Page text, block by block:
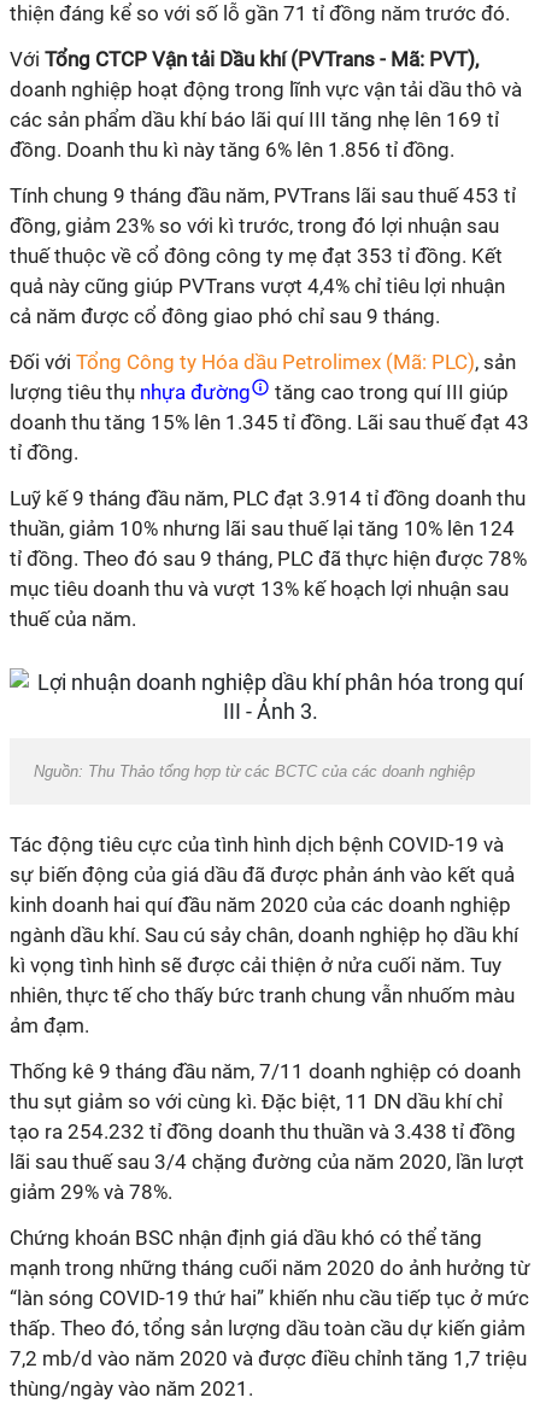
thiện đáng kể so với số lỗ gần 71 tỉ đồng năm trước đó.
Với Tổng CTCP Vận tải Dầu khí (PVTrans - Mã: PVT),
doanh nghiệp hoạt động trong lĩnh vực vận tải dầu thô và
các sản phẩm dầu khí báo lãi quí III tăng nhẹ lên 169 tỉ
đồng. Doanh thu kì này tăng 6% lên 1.856 tỉ đồng.
Tính chung 9 tháng đầu năm, PVTrans lãi sau thuế 453 tỉ
đồng, giảm 23% so với kì trước, trong đó lợi nhuận sau
thuế thuộc về cổ đông công ty mẹ đạt 353 tỉ đồng. Kết
quả này cũng giúp PVTrans vượt 4,4% chỉ tiêu lợi nhuận
cả năm được cổ đông giao phó chỉ sau 9 tháng.
Đối với Tổng Công ty Hóa dầu Petrolimex (Mã: PLC), sản
lượng tiêu thụ nhựa đường
tăng cao trong quí III giúp
doanh thu tăng 15% lên 1.345 tỉ đồng. Lãi sau thuế đạt 43
tỉ đồng.
Luỹ kế 9 tháng đầu năm, PLC đạt 3.914 tỉ đồng doanh thu
thuần, giảm 10% nhưng lãi sau thuế lại tăng 10% lên 124
tỉ đồng. Theo đó sau 9 tháng, PLC đã thực hiện được 78%
mục tiêu doanh thu và vượt 13% kế hoạch lợi nhuận sau
thuế của năm.
Nguồn: Thu Thảo tổng hợp từ các BCTC của các doanh nghiệp
Tác động tiêu cực của tình hình dịch bệnh COVID-19 và
sự biến động của giá dầu đã được phản ánh vào kết quả
kinh doanh hai quí đầu năm 2020 của các doanh nghiệp
ngành dầu khí. Sau cú sảy chân, doanh nghiệp họ dầu khí
kì vọng tình hình sẽ được cải thiện ở nửa cuối năm. Tuy
nhiên, thực tế cho thấy bức tranh chung vẫn nhuốm màu
ảm đạm.
Thống kê 9 tháng đầu năm, 7/11 doanh nghiệp có doanh
thu sụt giảm so với cùng kì. Đặc biệt, 11 DN dầu khí chỉ
tạo ra 254.232 tỉ đồng doanh thu thuần và 3.438 tỉ đồng
lãi sau thuế sau 3/4 chặng đường của năm 2020, lần lượt
giảm 29% và 78%.
Chứng khoán BSC nhận định giá dầu khó có thể tăng
mạnh trong những tháng cuối năm 2020 do ảnh hưởng từ
“làn sóng COVID-19 thứ hai” khiến nhu cầu tiếp tục ở mức
thấp. Theo đó, tổng sản lượng dầu toàn cầu dự kiến giảm
7,2 mb/d vào năm 2020 và được điều chỉnh tăng 1,7 triệu
thùng/ngày vào năm 2021.